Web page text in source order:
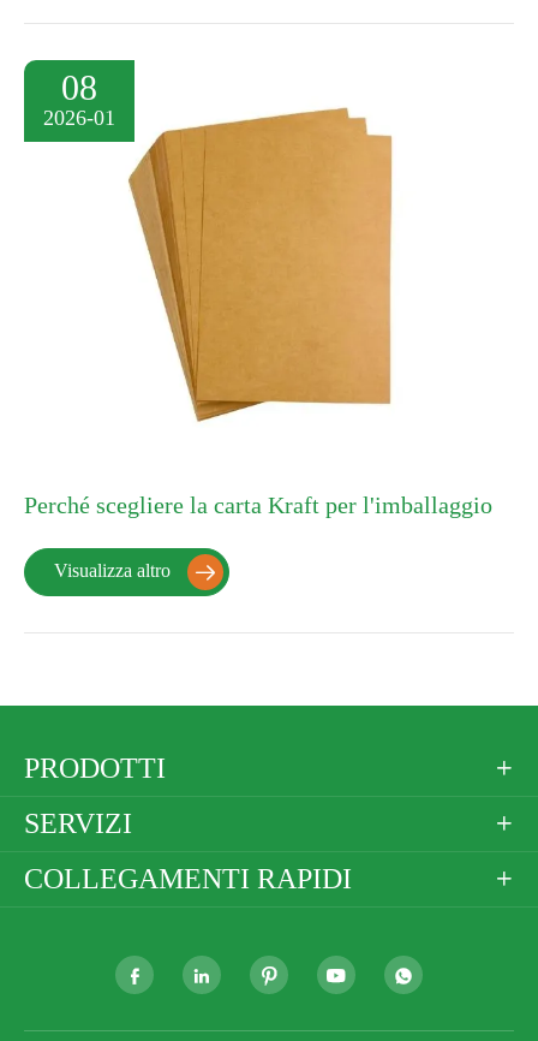
08
2026-01
Perché scegliere la carta Kraft per l'imballaggio
Visualizza altro 
PRODOTTI 
SERVIZI 
COLLEGAMENTI RAPIDI 
    